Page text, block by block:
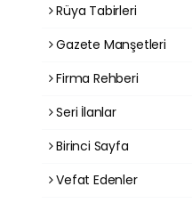
Rüya Tabirleri
Gazete Manşetleri
Firma Rehberi
Seri İlanlar
Birinci Sayfa
Vefat Edenler